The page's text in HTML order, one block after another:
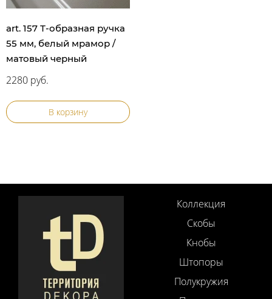
art. 157 Т-образная ручка
55 мм, белый мрамор /
матовый черный
2280 руб.
В корзину
Коллекция
Скобы
Кнобы
Штопоры
Полукружия